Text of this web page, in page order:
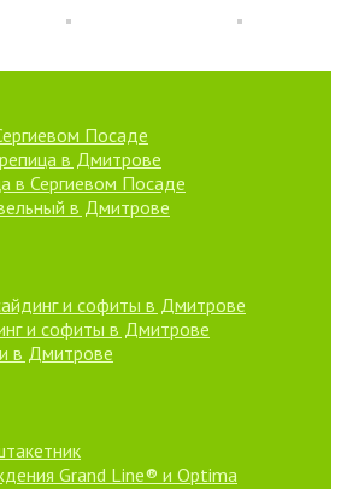
Посаде
в Дмитрове
в Сергиевом Посаде
в Дмитрове
и софиты в Дмитрове
и софиты в Дмитрове
в Дмитрове
Grand Line® и Optima